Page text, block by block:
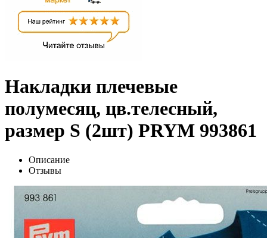
Накладки плечевые
полумесяц, цв.телесный,
размер S (2шт) PRYM 993861
Описание
Отзывы